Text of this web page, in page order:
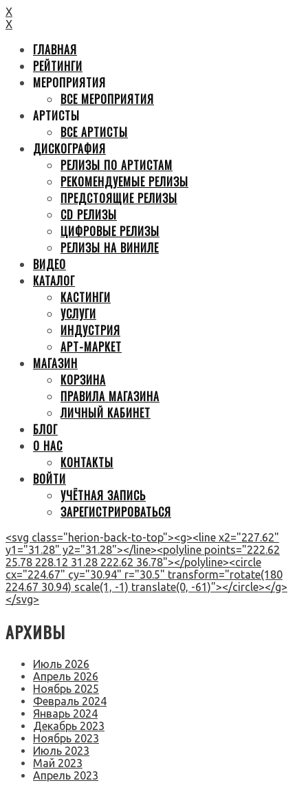
X
X
ГЛАВНАЯ
РЕЙТИНГИ
МЕРОПРИЯТИЯ
ВСЕ МЕРОПРИЯТИЯ
АРТИСТЫ
ВСЕ АРТИСТЫ
ДИСКОГРАФИЯ
РЕЛИЗЫ ПО АРТИСТАМ
РЕКОМЕНДУЕМЫЕ РЕЛИЗЫ
ПРЕДСТОЯЩИЕ РЕЛИЗЫ
CD РЕЛИЗЫ
ЦИФРОВЫЕ РЕЛИЗЫ
РЕЛИЗЫ НА ВИНИЛЕ
ВИДЕО
КАТАЛОГ
КАСТИНГИ
УСЛУГИ
ИНДУСТРИЯ
АРТ-МАРКЕТ
МАГАЗИН
КОРЗИНА
ПРАВИЛА МАГАЗИНА
ЛИЧНЫЙ КАБИНЕТ
БЛОГ
О НАС
КОНТАКТЫ
ВОЙТИ
УЧЁТНАЯ ЗАПИСЬ
ЗАРЕГИСТРИРОВАТЬСЯ
<svg class="herion-back-to-top"><g><line x2="227.62"
y1="31.28" y2="31.28"></line><polyline points="222.62
25.78 228.12 31.28 222.62 36.78"></polyline><circle
cx="224.67" cy="30.94" r="30.5" transform="rotate(180
224.67 30.94) scale(1, -1) translate(0, -61)"></circle></g>
</svg>
АРХИВЫ
Июль 2026
Апрель 2026
Ноябрь 2025
Февраль 2024
Январь 2024
Декабрь 2023
Ноябрь 2023
Июль 2023
Май 2023
Апрель 2023